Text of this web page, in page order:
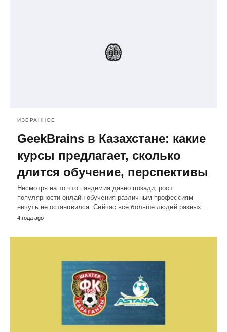
ИЗБРАННОЕ
GeekBrains в Казахстане: какие
курсы предлагает, сколько
длится обучение, перспективы
Несмотря на то что пандемия давно позади, рост
популярности онлайн-обучения различным профессиям
ничуть не остановился. Сейчас всё больше людей разных…
4 года ago